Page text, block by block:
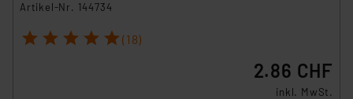
Artikel-Nr. 144734
1 2 3 4 5 (18)
2.86 CHF
inkl. MwSt.